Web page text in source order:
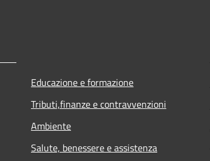
Educazione e formazione
Tributi,finanze e contravvenzioni
Ambiente
Salute, benessere e assistenza